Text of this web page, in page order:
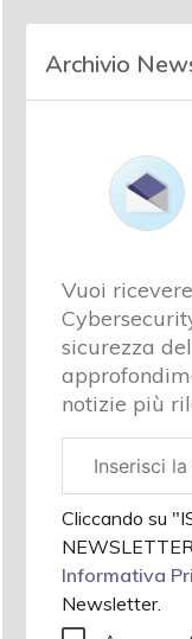
News,
Cyber
e
Corsi
Chi
Archivio
Vuoi
sicurezza
notizie più
aziendale
Cliccando su
Informativa
Newsletter.